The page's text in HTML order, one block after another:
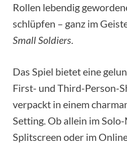
Rollen lebendig
schlüpfen – ganz im
Small Soldiers.
Das Spiel bietet eine
First- und Third-Person-
verpackt in einem
Setting. Ob allein im
Splitscreen oder im